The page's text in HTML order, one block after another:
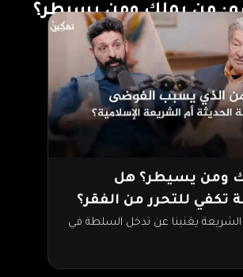
من يملك ومن يسيطر؟
ومن يسيطر؟ هل
تكفي للتحرر من الفقر؟
يغنينا عن تدخل السلطة في